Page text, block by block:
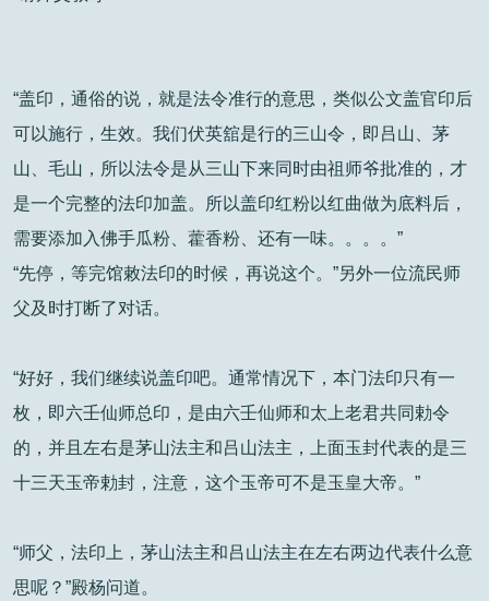
“盖印，通俗的说，就是法令准行的意思，类似公文盖官印后
可以施行，生效。我们伏英舘是行的三山令，即吕山、茅
山、毛山，所以法令是从三山下来同时由祖师爷批准的，才
是一个完整的法印加盖。所以盖印红粉以红曲做为底料后，
需要添加入佛手瓜粉、藿香粉、还有一味。。。。”
“先停，等完馆敕法印的时候，再说这个。”另外一位流民师
父及时打断了对话。
“好好，我们继续说盖印吧。通常情况下，本门法印只有一
枚，即六壬仙师总印，是由六壬仙师和太上老君共同勅令
的，并且左右是茅山法主和吕山法主，上面玉封代表的是三
十三天玉帝勅封，注意，这个玉帝可不是玉皇大帝。”
“师父，法印上，茅山法主和吕山法主在左右两边代表什么意
思呢？”殿杨问道。